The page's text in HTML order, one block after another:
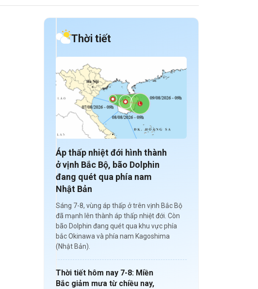
Thời tiết
Áp thấp nhiệt đới hình thành
ở vịnh Bắc Bộ, bão Dolphin
đang quét qua phía nam
Nhật Bản
Sáng 7-8, vùng áp thấp ở trên vịnh Bắc Bộ
đã mạnh lên thành áp thấp nhiệt đới. Còn
bão Dolphin đang quét qua khu vực phía
bắc Okinawa và phía nam Kagoshima
(Nhật Bản).
Thời tiết hôm nay 7-8: Miền
Bắc giảm mưa từ chiều nay,